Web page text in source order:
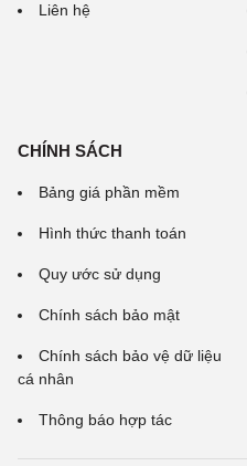
Liên hệ
CHÍNH SÁCH
Bảng giá phần mềm
Hình thức thanh toán
Quy ước sử dụng
Chính sách bảo mật
Chính sách bảo vệ dữ liệu
cá nhân
Thông báo hợp tác